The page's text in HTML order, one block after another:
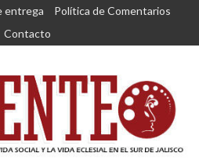
entrega
Política de Comentarios
Contacto